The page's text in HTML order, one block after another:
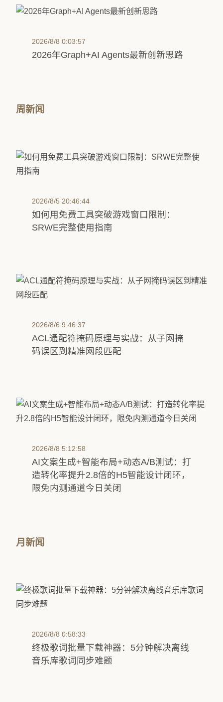
2026/8/8 0:03:57
2026年Graph+AI Agents最新创新思路
周新闻
2026/8/5 20:46:44
如何用免费工具突破游戏窗口限制：
SRWE完整使用指南
2026/8/6 9:46:37
ACL通配符掩码原理与实战：从子网掩
码误区到精准网段匹配
2026/8/8 5:12:58
AI文案生成+智能布局+动态A/B测试：打
造转化率提升2.8倍的H5智能设计闭环，
限免内测通道今日关闭
月新闻
2026/8/8 0:58:33
终极歌词批量下载神器：5分钟解决离线
音乐库歌词同步难题